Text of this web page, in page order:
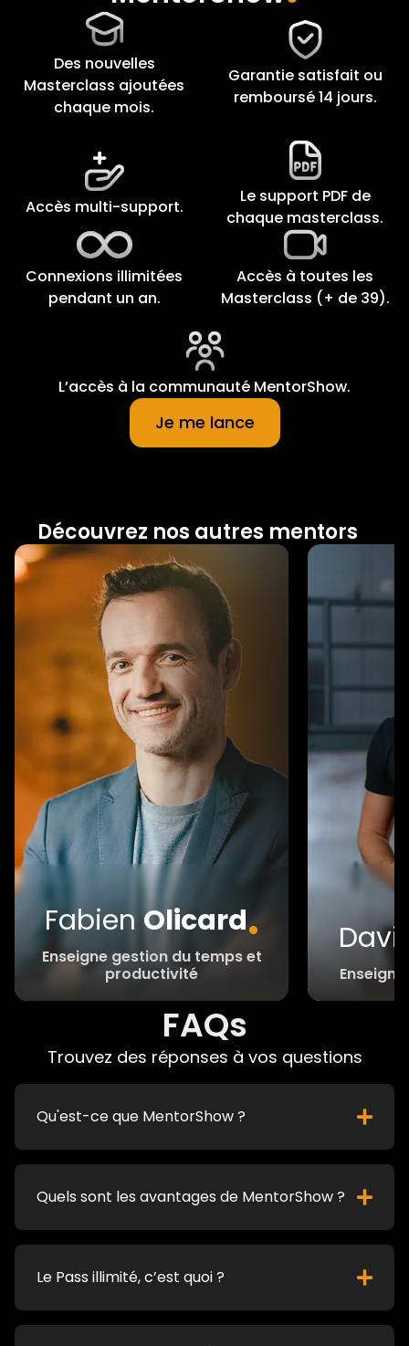
Des nouvelles
Masterclass ajoutées
chaque mois.
Garantie satisfait ou
remboursé 14 jours.
Accès multi-support.
Le support PDF de
chaque masterclass.
Connexions illimitées
pendant un an.
Accès à toutes les
Masterclass (+ de 39).
L’accès à la communauté MentorShow.
Je me lance
Découvrez nos autres mentors
Fabien Olicard.
Enseigne gestion du temps et
productivité
FAQs
Trouvez des réponses à vos questions
Qu'est-ce que MentorShow ?
Quels sont les avantages de MentorShow ?
Le Pass illimité, c’est quoi ?